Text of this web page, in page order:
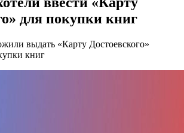
для покупки книг
выдать «Карту Достоевского»
книг